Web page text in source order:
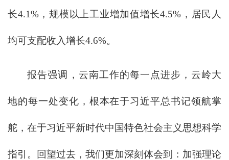
长4.1%，规模以上工业增加值增长4.5%，居民人
均可支配收入增长4.6%。
报告强调，云南工作的每一点进步，云岭大
地的每一处变化，根本在于习近平总书记领航掌
舵，在于习近平新时代中国特色社会主义思想科学
指引。回望过去，我们更加深刻体会到：加强理论